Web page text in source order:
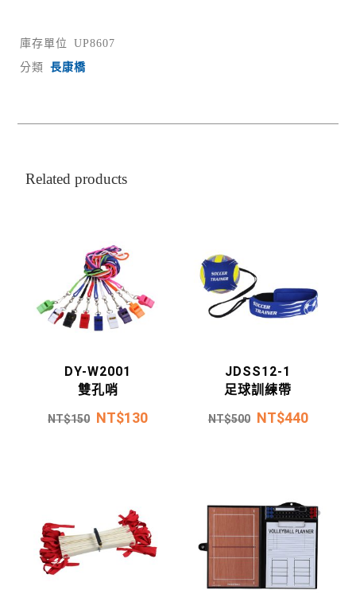
庫存單位
UP8607
分類
長康橋
Related products
DY-W2001
雙孔哨
NT$150 NT$130
JDSS12-1
足球訓練帶
NT$500 NT$440